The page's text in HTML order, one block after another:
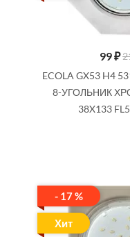
99₽
ECOLA GX53 H4
8-УГОЛЬНИК
38X133
- 17 %
Хит